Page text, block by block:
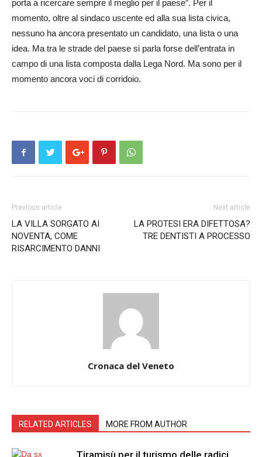
porta a ricercare sempre il meglio per il paese”. Per il
momento, oltre al sindaco uscente ed alla sua lista civica,
nessuno ha ancora presentato un candidato, una lista o una
idea. Ma tra le strade del paese si parla forse dell’entrata in
campo di una lista composta dalla Lega Nord. Ma sono per il
momento ancora voci di corridoio.
Previous article
LA VILLA SORGATO AI
NOVENTA, COME
RISARCIMENTO DANNI
Next article
LA PROTESI ERA DIFETTOSA?
TRE DENTISTI A PROCESSO
Cronaca del Veneto
RELATED ARTICLES MORE FROM AUTHOR
Tiramisù per il turismo delle radici